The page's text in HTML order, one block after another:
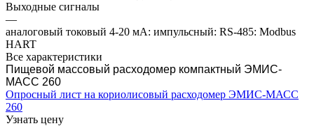
Выходные сигналы
—
аналоговый токовый 4-20 мА: импульсный: RS-485: Modbus
HART
Все характеристики
Пищевой массовый расходомер компактный ЭМИС-
МАСС 260
Опросный лист на кориолисовый расходомер ЭМИС-МАСС
260
Узнать цену